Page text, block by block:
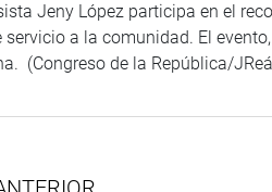
Jeny López participa en el
servicio a la comunidad. El
(Congreso de la República/